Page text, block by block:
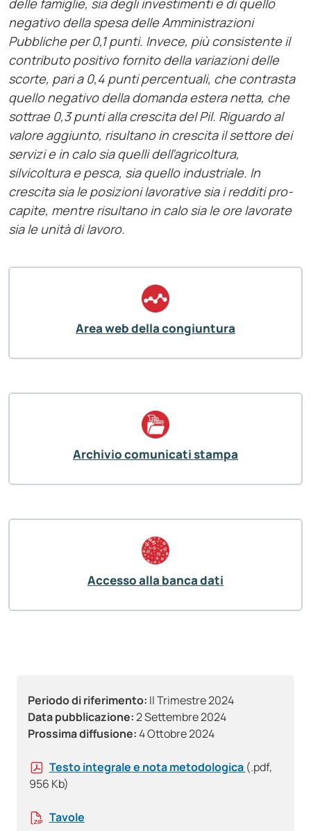
Periodo di riferimento: II Trimestre 2024
Data pubblicazione:2 Settembre 2024
Prossima diffusione:4 Ottobre 2024
Testo integrale e nota metodologica (.pdf,
956 Kb)
Tavole
delle famiglie, sia degli investimenti e di quello
negativo della spesa delle Amministrazioni
Pubbliche per 0,1 punti. Invece, più consistente il
contributo positivo fornito della variazioni delle
scorte, pari a 0,4 punti percentuali, che contrasta
quello negativo della domanda estera netta, che
sottrae 0,3 punti alla crescita del Pil. Riguardo al
valore aggiunto, risultano in crescita il settore dei
servizi e in calo sia quelli dell’agricoltura,
silvicoltura e pesca, sia quello industriale. In
crescita sia le posizioni lavorative sia i redditi pro-
capite, mentre risultano in calo sia le ore lavorate
sia le unità di lavoro.
Area web della congiuntura
Archivio comunicati stampa
Accesso alla banca dati